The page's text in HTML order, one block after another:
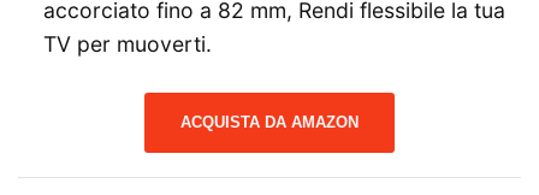
accorciato fino a 82 mm, Rendi flessibile la tua
TV per muoverti.
ACQUISTA DA AMAZON